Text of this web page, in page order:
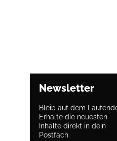
Newsletter
Bleib auf dem
Erhalte die neuesten
Inhalte direkt in dein
Postfach.